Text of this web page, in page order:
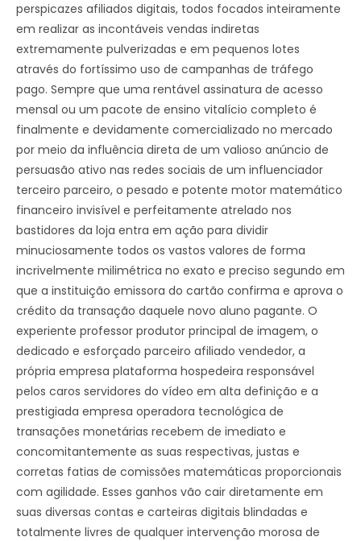
perspicazes afiliados digitais, todos focados inteiramente
em realizar as incontáveis vendas indiretas
extremamente pulverizadas e em pequenos lotes
através do fortíssimo uso de campanhas de tráfego
pago. Sempre que uma rentável assinatura de acesso
mensal ou um pacote de ensino vitalício completo é
finalmente e devidamente comercializado no mercado
por meio da influência direta de um valioso anúncio de
persuasão ativo nas redes sociais de um influenciador
terceiro parceiro, o pesado e potente motor matemático
financeiro invisível e perfeitamente atrelado nos
bastidores da loja entra em ação para dividir
minuciosamente todos os vastos valores de forma
incrivelmente milimétrica no exato e preciso segundo em
que a instituição emissora do cartão confirma e aprova o
crédito da transação daquele novo aluno pagante. O
experiente professor produtor principal de imagem, o
dedicado e esforçado parceiro afiliado vendedor, a
própria empresa plataforma hospedeira responsável
pelos caros servidores do vídeo em alta definição e a
prestigiada empresa operadora tecnológica de
transações monetárias recebem de imediato e
concomitantemente as suas respectivas, justas e
corretas fatias de comissões matemáticas proporcionais
com agilidade. Esses ganhos vão cair diretamente em
suas diversas contas e carteiras digitais blindadas e
totalmente livres de qualquer intervenção morosa de